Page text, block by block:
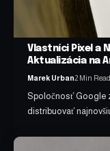
Vlastníci Pixel a
Aktualizácia na
Marek Urban2 Min Read
Spoločnosť Google
distribuovať